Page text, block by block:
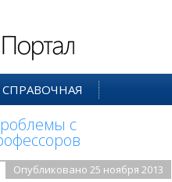
СПРАВОЧНАЯ
с
Опубликовано 25 ноября 2013